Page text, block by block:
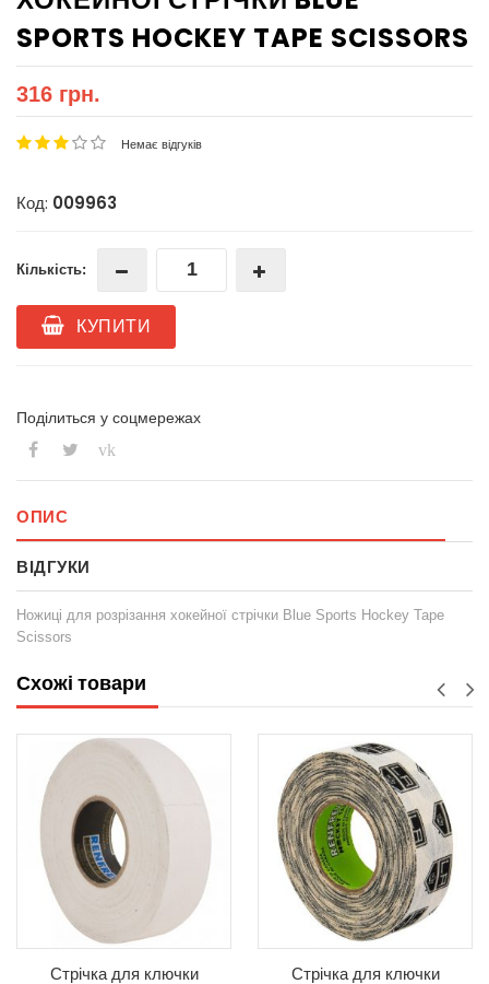
SPORTS HOCKEY TAPE SCISSORS
316 грн.
Немає відгуків
Код: 009963
Кількість:
КУПИТИ
Поділиться у соцмережах
vk
ОПИС
ВІДГУКИ
Ножиці для розрізання хокейної стрічки Blue Sports Hockey Tape
Scissors
Схожі товари
Стрічка для ключки
Стрічка для ключки